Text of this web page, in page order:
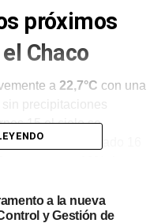
próximos
Chaco
a 22,7°C con una
precipitaciones
15 el cielo se
máxima. El sábado 16
de semana: eldomingo
a la nueva
y Gestión de